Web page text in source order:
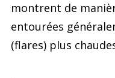
montrent de
entourées
(flares) plus